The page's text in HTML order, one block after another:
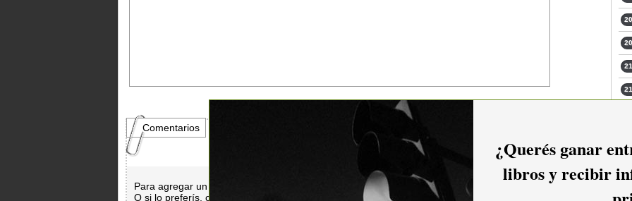
Comentarios
Para agregar un comentario es necesario hacer
login.
O si lo preferís, con
¿Querés ganar
libros y recibir